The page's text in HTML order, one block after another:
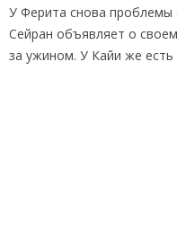
У Ферита снова проблемы
Сейран объявляет о
за ужином. У Кайи же